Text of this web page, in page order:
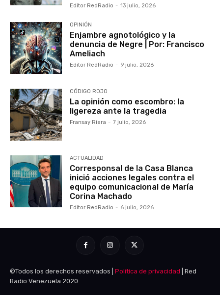
Editor RedRadio - 13 julio, 2026
OPINIÓN
Enjambre agnotológico y la
denuncia de Negre | Por: Francisco
Ameliach
Editor RedRadio - 9 julio, 2026
CÓDIGO ROJO
La opinión como escombro: la
ligereza ante la tragedia
Fransay Riera - 7 julio, 2026
ACTUALIDAD
Corresponsal de la Casa Blanca
inició acciones legales contra el
equipo comunicacional de María
Corina Machado
Editor RedRadio - 6 julio, 2026
©Todos los derechos reservados | Política de privacidad | Red
Radio Venezuela 2020